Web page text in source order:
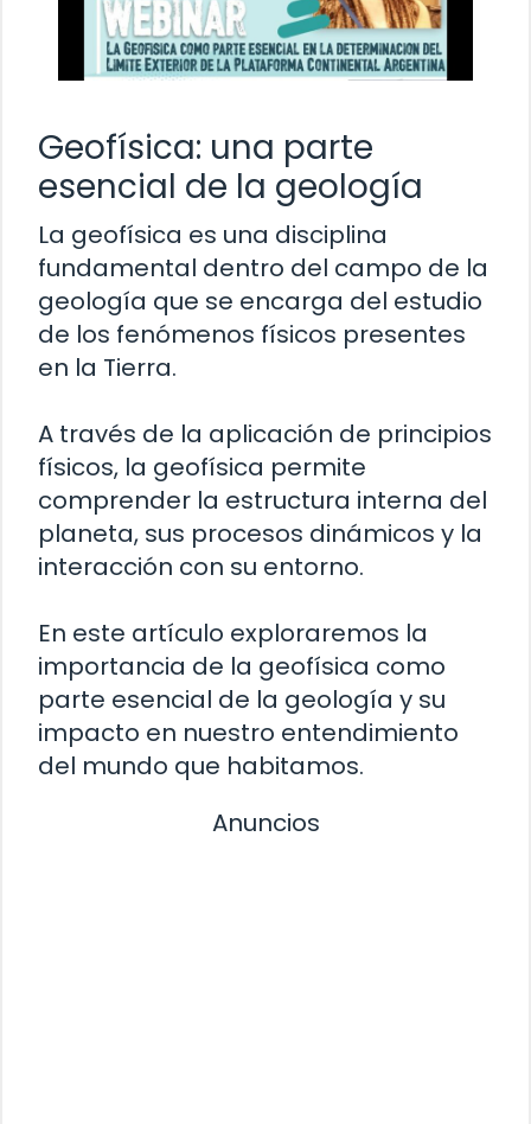
Geofísica: una parte
esencial de la geología
La geofísica es una disciplina
fundamental dentro del campo de la
geología que se encarga del estudio
de los fenómenos físicos presentes
en la Tierra.
A través de la aplicación de principios
físicos, la geofísica permite
comprender la estructura interna del
planeta, sus procesos dinámicos y la
interacción con su entorno.
En este artículo exploraremos la
importancia de la geofísica como
parte esencial de la geología y su
impacto en nuestro entendimiento
del mundo que habitamos.
Anuncios